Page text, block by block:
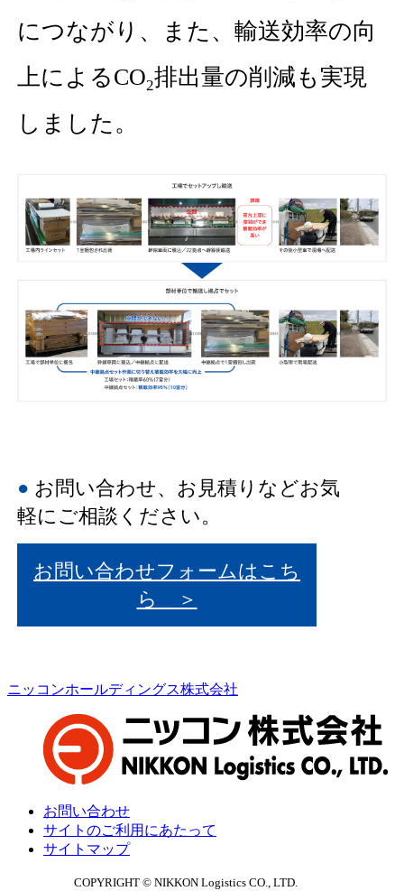
につながり、また、輸送効率の向
上によるCO2排出量の削減も実現
しました。
● お問い合わせ、お見積りなどお気
軽にご相談ください。
お問い合わせフォームはこち
ら ＞
ニッコンホールディングス株式会社
お問い合わせ
サイトのご利用にあたって
サイトマップ
COPYRIGHT © NIKKON Logistics CO., LTD.